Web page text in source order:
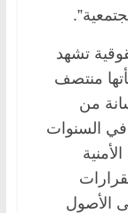
تشهد
منتصف
من
في السنوات
الأصول